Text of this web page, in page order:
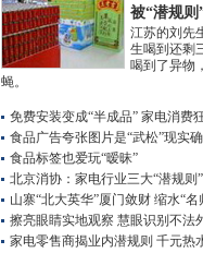
被“潜规则
江苏的刘先
生喝到还剩
喝到了异物
蝇。
免费安装变成“半成品” 家电消费
食品广告夸张图片是“武松”现实
食品标签也爱玩“暧昧”
北京消协：家电行业三大“潜规则
山寨“北大英华”厦门敛财 缩水“名
擦亮眼睛实地观察 慧眼识别不法
家电零售商揭业内潜规则 千元热